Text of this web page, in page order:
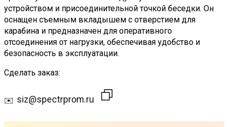
устройством и присоединительной точкой беседки. Он
оснащен съемным вкладышем с отверстием для
карабина и предназначен для оперативного
отсоединения от нагрузки, обеспечивая удобство и
безопасность в эксплуатации.
Сделать заказ:
siz@spectrprom.ru